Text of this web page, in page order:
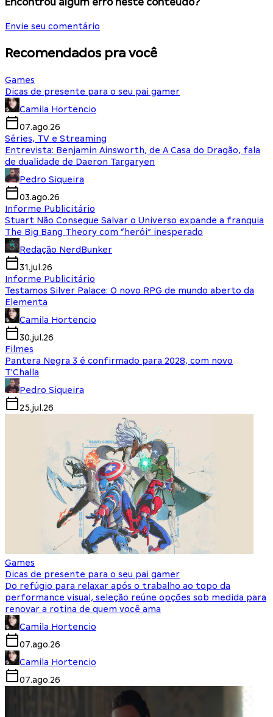
Encontrou algum erro neste conteúdo?
Envie seu comentário
Recomendados pra você
Games
Dicas de presente para o seu pai gamer
Camila Hortencio
07.ago.26
Séries, TV e Streaming
Entrevista: Benjamin Ainsworth, de A Casa do Dragão, fala
de dualidade de Daeron Targaryen
Pedro Siqueira
03.ago.26
Informe Publicitário
Stuart Não Consegue Salvar o Universo expande a franquia
The Big Bang Theory com “herói” inesperado
Redação NerdBunker
31.jul.26
Informe Publicitário
Testamos Silver Palace: O novo RPG de mundo aberto da
Elementa
Camila Hortencio
30.jul.26
Filmes
Pantera Negra 3 é confirmado para 2028, com novo
T'Challa
Pedro Siqueira
25.jul.26
Games
Dicas de presente para o seu pai gamer
Do refúgio para relaxar após o trabalho ao topo da
performance visual, seleção reúne opções sob medida para
renovar a rotina de quem você ama
Camila Hortencio
07.ago.26
Camila Hortencio
07.ago.26